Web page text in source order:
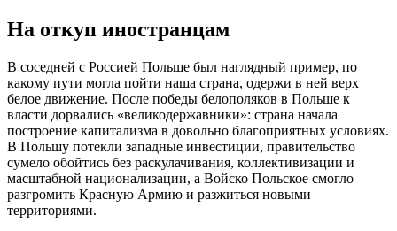
На откуп иностранцам
В соседней с Россией Польше был наглядный пример, по
какому пути могла пойти наша страна, одержи в ней верх
белое движение. После победы белополяков в Польше к
власти дорвались «великодержавники»: страна начала
построение капитализма в довольно благоприятных условиях.
В Польшу потекли западные инвестиции, правительство
сумело обойтись без раскулачивания, коллективизации и
масштабной национализации, а Войско Польское смогло
разгромить Красную Армию и разжиться новыми
территориями.